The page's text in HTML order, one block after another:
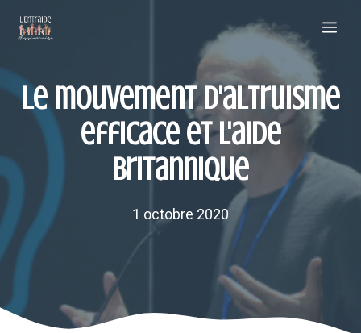
Le mouvement d'altruisme
efficace et l'aide
britannique
1 octobre 2020